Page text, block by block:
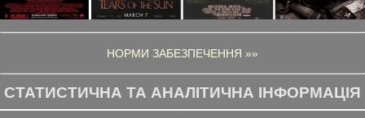
НОРМИ ЗАБЕЗПЕЧЕННЯ »»
СТАТИСТИЧНА ТА АНАЛІТИЧНА ІНФОРМАЦІЯ